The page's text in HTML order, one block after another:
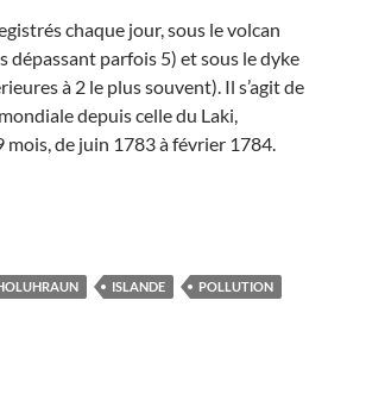
chaque jour, sous le volcan
parfois 5) et sous le dyke
à 2 le plus souvent). Il s’agit de
depuis celle du Laki,
mois, de juin 1783 à février 1784.
islandaise continue !
ISLANDE POLLUTION